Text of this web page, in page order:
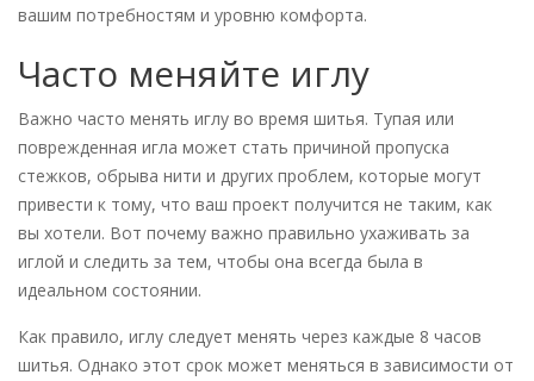
вашим потребностям и уровню комфорта.
Часто меняйте иглу
Важно часто менять иглу во время шитья. Тупая или
поврежденная игла может стать причиной пропуска
стежков, обрыва нити и других проблем, которые могут
привести к тому, что ваш проект получится не таким, как
вы хотели. Вот почему важно правильно ухаживать за
иглой и следить за тем, чтобы она всегда была в
идеальном состоянии.
Как правило, иглу следует менять через каждые 8 часов
шитья. Однако этот срок может меняться в зависимости от